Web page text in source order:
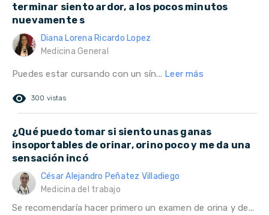
terminar siento ardor, a los pocos minutos
nuevamente s
Diana Lorena Ricardo Lopez
Medicina General
Puedes estar cursando con un sín... Leer más
remove_red_eye 300 vistas
¿Qué puedo tomar si siento unas ganas
insoportables de orinar, orino poco y me da una
sensación incó
César Alejandro Peñatez Villadiego
Medicina del trabajo
Se recomendaría hacer primero un examen de orina y de...